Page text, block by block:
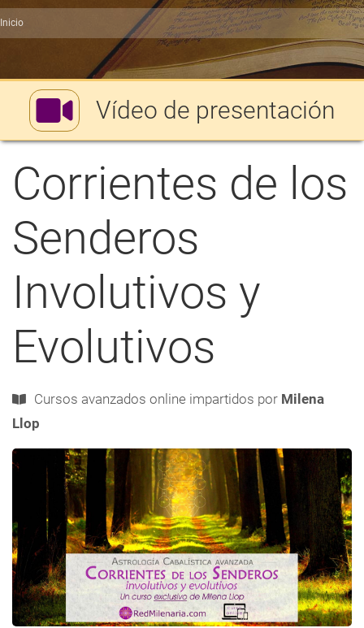
Inicio
Vídeo de presentación
Corrientes de los
Senderos
Involutivos y
Evolutivos
Cursos avanzados online impartidos por Milena
Llop